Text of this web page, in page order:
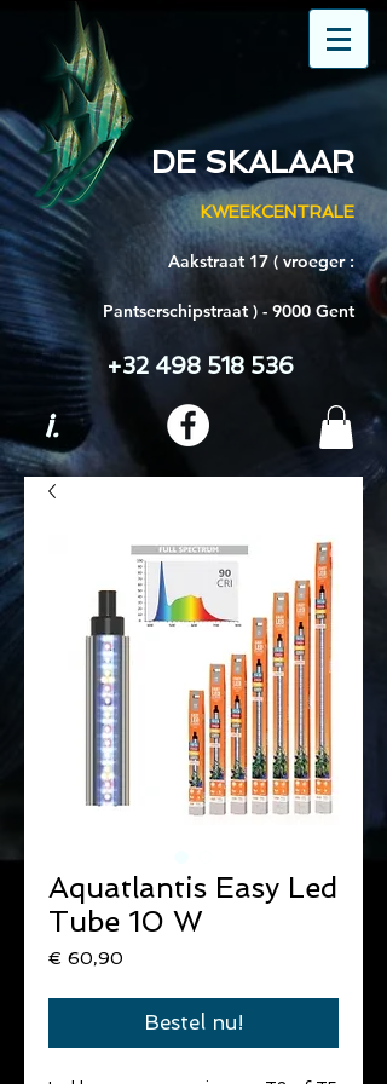
DE SKALAAR
KWEEKCENTRALE
Aakstraat 17 ( vroeger :
Pantserschipstraat ) - 9000 Gent
+32 498 518 536
i.
Aquatlantis Easy Led
Tube 10 W
€ 60,90
Bestel nu!